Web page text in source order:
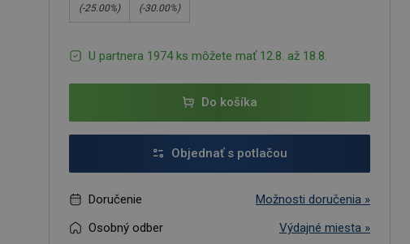
(-25.00%) (-30.00%)
U partnera 1974 ks môžete mať 12.8. až 18.8.
Do košíka
Objednať s potlačou
Doručenie
Možnosti doručenia »
Osobný odber
Výdajné miesta »